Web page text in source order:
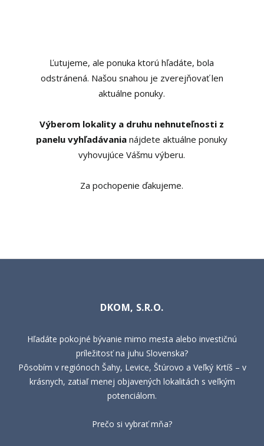
Ľutujeme, ale ponuka ktorú hľadáte, bola
odstránená. Našou snahou je zverejňovať len
aktuálne ponuky.
Výberom lokality a druhu nehnuteľnosti z
panelu vyhľadávania nájdete aktuálne ponuky
vyhovujúce Vášmu výberu.
Za pochopenie ďakujeme.
DKOM, S.R.O.
Hľadáte pokojné bývanie mimo mesta alebo investičnú
príležitosť na juhu Slovenska?
Pôsobím v regiónoch Šahy, Levice, Štúrovo a Veľký Krtíš – v
krásnych, zatiaľ menej objavených lokalitách s veľkým
potenciálom.
Prečo si vybrať mňa?